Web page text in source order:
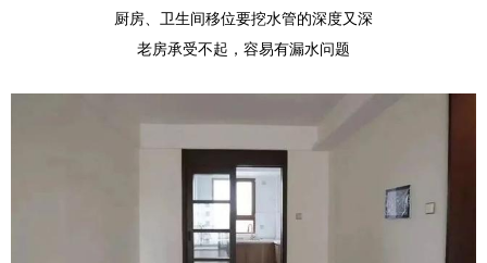
厨房、卫生间移位要挖水管的深度又深
老房承受不起，容易有漏水问题